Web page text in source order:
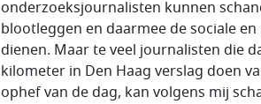
onderzoeksjournalisten kunnen
blootleggen en daarmee de sociale
dienen. Maar te veel journalisten die
kilometer in Den Haag verslag doen
ophef van de dag, kan volgens mij